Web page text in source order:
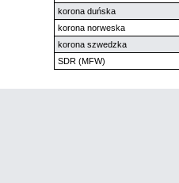
korona duńska
korona norweska
korona szwedzka
SDR (MFW)